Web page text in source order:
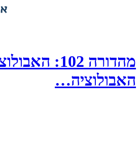
מהדורה 102:
האבולוציה…